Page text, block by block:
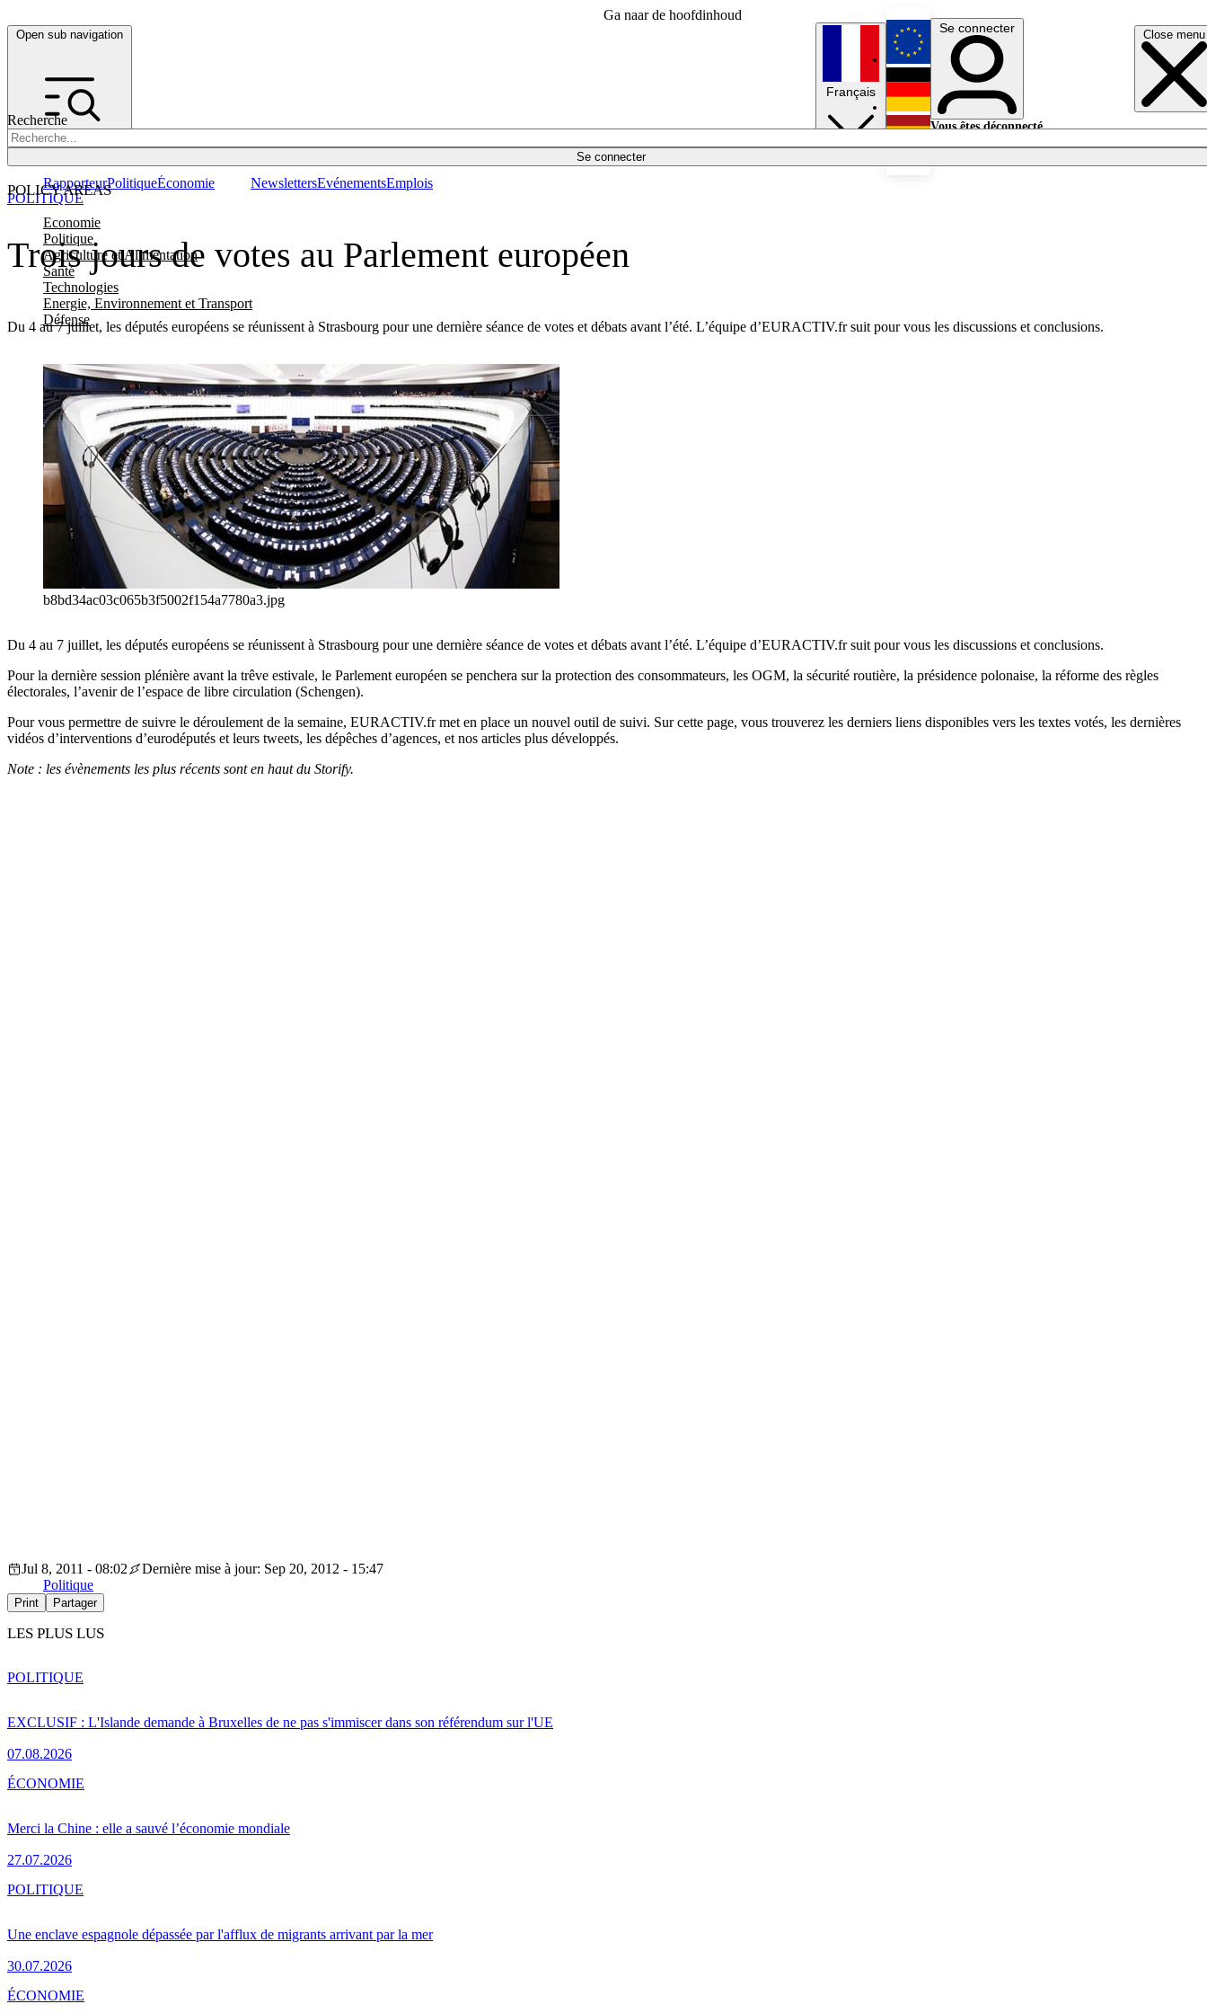
Ga naar de hoofdinhoud
Open sub navigation Close menu
Recherche
Se connecter
POLICY AREAS
Economie
Politique
Agriculture et Alimentation
Santé
Technologies
Energie, Environnement et Transport
Défense
RapporteurPolitiqueÉconomie NewslettersEvénementsEmplois
Français
English
Deutsch
Se connecter
Vous êtes déconnecté.
Trois jours de votes au Parlement européen
Du 4 au 7 juillet, les députés européens se réunissent à Strasbourg pour une dernière séance de votes et débats avant l’été. L’équipe d’EURACTIV.fr suit pour vous les discussions et conclusions.
POLITIQUE
b8bd34ac03c065b3f5002f154a7780a3.jpg
Du 4 au 7 juillet, les députés européens se réunissent à Strasbourg pour une dernière séance de votes et débats avant l’été. L’équipe d’EURACTIV.fr suit pour vous les discussions et conclusions.
Pour la dernière session plénière avant la trêve estivale, le Parlement européen se penchera sur la protection des consommateurs, les OGM, la sécurité routière, la présidence polonaise, la réforme des règles
électorales, l’avenir de l’espace de libre circulation (Schengen).
Pour vous permettre de suivre le déroulement de la semaine, EURACTIV.fr met en place un nouvel outil de suivi. Sur cette page, vous trouverez les derniers liens disponibles vers les textes votés, les dernières
vidéos d’interventions d’eurodéputés et leurs tweets, les dépêches d’agences, et nos articles plus développés.
Note : les évènements les plus récents sont en haut du Storify.
Jul 8, 2011 - 08:02
Dernière mise à jour: Sep 20, 2012 - 15:47
Politique
Print Partager
LES PLUS LUS
EXCLUSIF : L'Islande demande à Bruxelles de ne pas s'immiscer dans son référendum sur l'UE
07.08.2026
POLITIQUE
Merci la Chine : elle a sauvé l’économie mondiale
27.07.2026
ÉCONOMIE
Une enclave espagnole dépassée par l'afflux de migrants arrivant par la mer
30.07.2026
POLITIQUE
ÉCONOMIE